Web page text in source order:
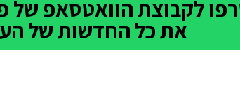
את כל החדשות של